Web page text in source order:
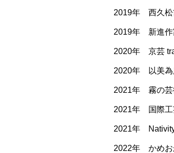
2019年 西久松
2019年 新進作
2020年 京芸
2020年 以美為
2021年 霧の芸
2021年 国際工
2021年 Nativity
2022年 かめお